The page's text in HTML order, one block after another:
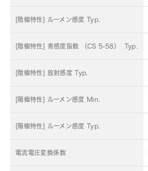
[陰極特性] ルーメン感度 Typ.
[陰極特性] 青感度指数 （CS 5-58） Typ.
[陰極特性] 放射感度 Typ.
[陽極特性] ルーメン感度 Min.
[陽極特性] ルーメン感度 Typ.
電流電圧変換係数